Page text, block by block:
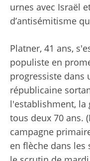
urnes avec Israël
d’antisémitisme
Platner, 41 ans,
populiste en
progressiste dans
républicaine
l'establishment, la
tous deux 70 ans.
campagne
en flèche dans les